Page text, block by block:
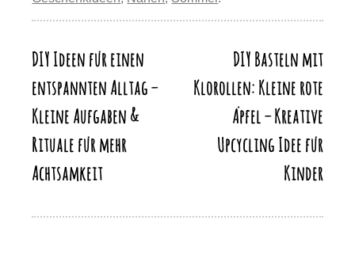
o
Li
k
Beitragsnavigation
DIY Ideen für einen
entspannten Alltag –
Kleine Aufgaben &
Rituale für mehr
Achtsamkeit
DIY Basteln mit
Klorollen: Kleine rote
Äpfel – Kreative
Upcycling Idee für
Kinder